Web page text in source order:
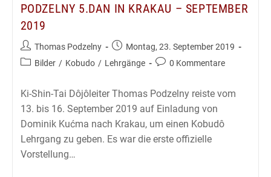
PODZELNY 5.DAN IN KRAKAU – SEPTEMBER
2019
Beitrags-
Autor:
Thomas Podzelny
Beitrag
veröffentlicht:
Montag, 23. September 2019
Beitrags-
Bilder / Kobudo / Lehrgänge
Beitrags-
0 Kommentare
Ki-Shin-Tai Dôjôleiter Thomas Podzelny reiste vom
13. bis 16. September 2019 auf Einladung von
Dominik Kućma nach Krakau, um einen Kobudô
Lehrgang zu geben. Es war die erste offizielle
Vorstellung…